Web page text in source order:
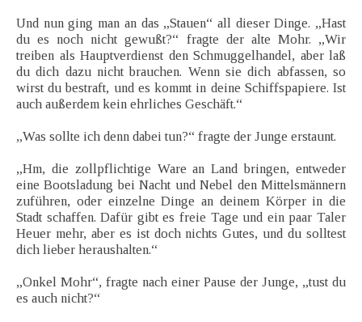
Und nun ging man an das „Stauen“ all dieser Dinge. „Hast
du es noch nicht gewußt?“ fragte der alte Mohr. „Wir
treiben als Hauptverdienst den Schmuggelhandel, aber laß
du dich dazu nicht brauchen. Wenn sie dich abfassen, so
wirst du bestraft, und es kommt in deine Schiffspapiere. Ist
auch außerdem kein ehrliches Geschäft.“
„Was sollte ich denn dabei tun?“ fragte der Junge erstaunt.
„Hm, die zollpflichtige Ware an Land bringen, entweder
eine Bootsladung bei Nacht und Nebel den Mittelsmännern
zuführen, oder einzelne Dinge an deinem Körper in die
Stadt schaffen. Dafür gibt es freie Tage und ein paar Taler
Heuer mehr, aber es ist doch nichts Gutes, und du solltest
dich lieber heraushalten.“
„Onkel Mohr“, fragte nach einer Pause der Junge, „tust du
es auch nicht?“